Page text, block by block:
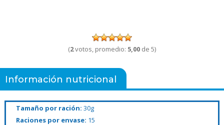
(2votos, promedio: 5,00 de 5)
Información nutricional
Tamaño por ración: 30g
Raciones por envase: 15